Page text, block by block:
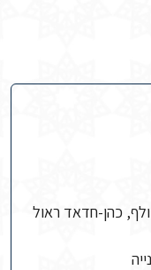
כהן-חדאד ראול